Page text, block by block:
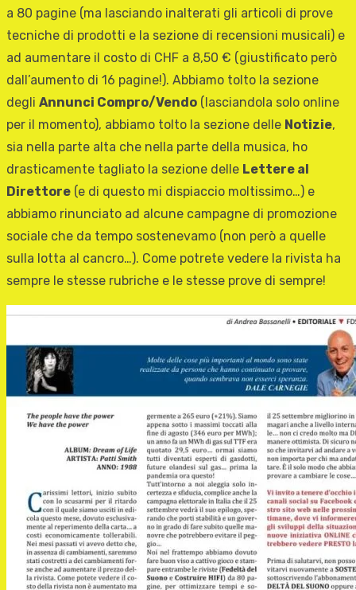
a 80 pagine (ma lasciando inalterati gli articoli di prove
tecniche di prodotti e la sezione di recensioni musicali) e
ad aumentare il costo di CHF a 8,50 € (giustificato però
dall’aumento di 16 pagine!). Abbiamo tolto la sezione
degli Annunci Compro/Vendo (lasciandola solo online
per il momento), abbiamo tolto la sezione delle Notizie,
sia nella parte alta che nella parte della musica, ho
drasticamente tagliato la sezione delle Lettere al
Direttore (e di questo mi dispiaccio moltissimo…) e
abbiamo rinunciato ad alcune campagne di promozione
sociale che da tempo sostenevamo (non però a quelle
sulla lotta al cancro…). Come potrete vedere la rivista ha
sempre le stesse rubriche e le stesse prove di sempre!